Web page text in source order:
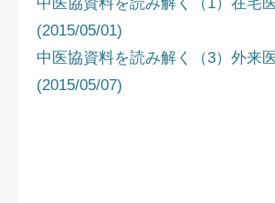
(2015/05/01)
中医協資料を読み解く（3）外来
(2015/05/07)